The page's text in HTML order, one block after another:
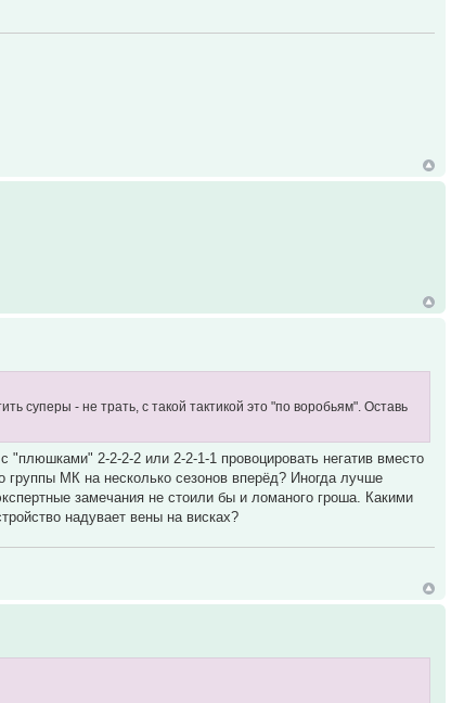
суперы - не трать, с такой тактикой это "по воробьям". Оставь
"плюшками" 2-2-2-2 или 2-2-1-1 провоцировать негатив вместо
МК на несколько сезонов вперёд? Иногда лучше
замечания не стоили бы и ломаного гроша. Какими
надувает вены на висках?